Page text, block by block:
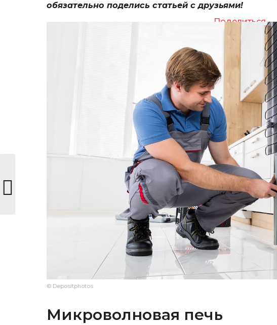
обязательно поделись статьей с друзьями!
Поделиться
© Depositphotos
Микроволновая печь